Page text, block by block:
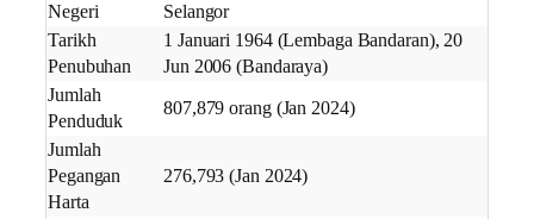
Negeri
Selangor
Tarikh
Penubuhan
1 Januari 1964 (Lembaga Bandaran), 20
Jun 2006 (Bandaraya)
Jumlah
Penduduk
807,879 orang (Jan 2024)
Jumlah
Pegangan
Harta
276,793 (Jan 2024)